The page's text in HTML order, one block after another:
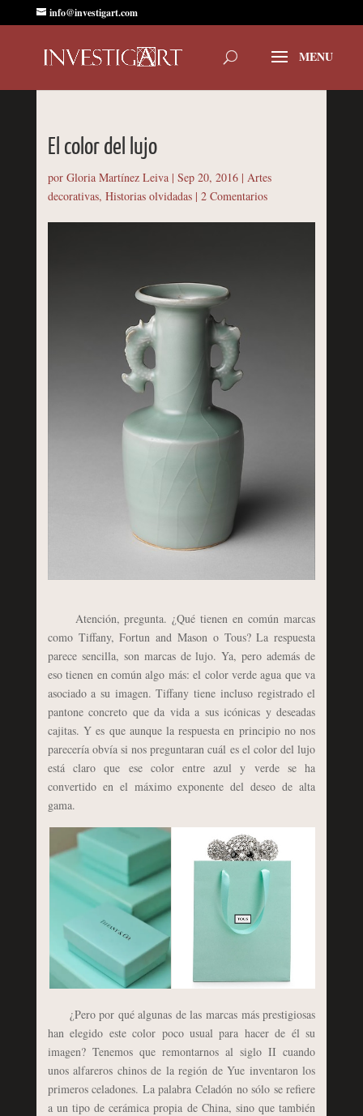
info@investigart.com
El color del lujo
por Gloria Martínez Leiva| Sep 20, 2016| Artes
decorativas, Historias olvidadas| 2 Comentarios
Atención, pregunta. ¿Qué tienen en común marcas
como Tiffany, Fortun and Mason o Tous? La respuesta
parece sencilla, son marcas de lujo. Ya, pero además de
eso tienen en común algo más: el color verde agua que va
asociado a su imagen. Tiffany tiene incluso registrado el
pantone concreto que da vida a sus icónicas y deseadas
cajitas. Y es que aunque la respuesta en principio no nos
parecería obvía si nos preguntaran cuál es el color del lujo
está claro que ese color entre azul y verde se ha
convertido en el máximo exponente del deseo de alta
gama.
¿Pero por qué algunas de las marcas más prestigiosas
han elegido este color poco usual para hacer de él su
imagen? Tenemos que remontarnos al siglo II cuando
unos alfareros chinos de la región de Yue inventaron los
primeros celadones. La palabra Celadón no sólo se refiere
a un tipo de cerámica propia de China, sino que también